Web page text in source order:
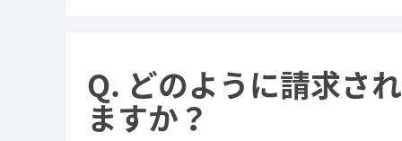
どのように請求され
ますか？